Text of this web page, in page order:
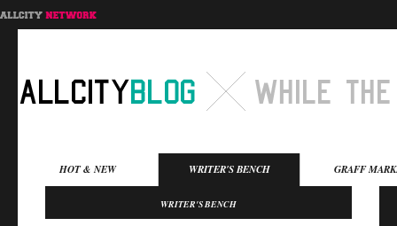
Aller au contenu
Aller au contenu
HOT & NEW WRITER'S BENCH GRAFF
WRITER'S BENCH